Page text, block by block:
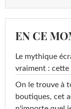
EN CE
Le mythique
vraiment :
On le trouve à
boutiques, cet